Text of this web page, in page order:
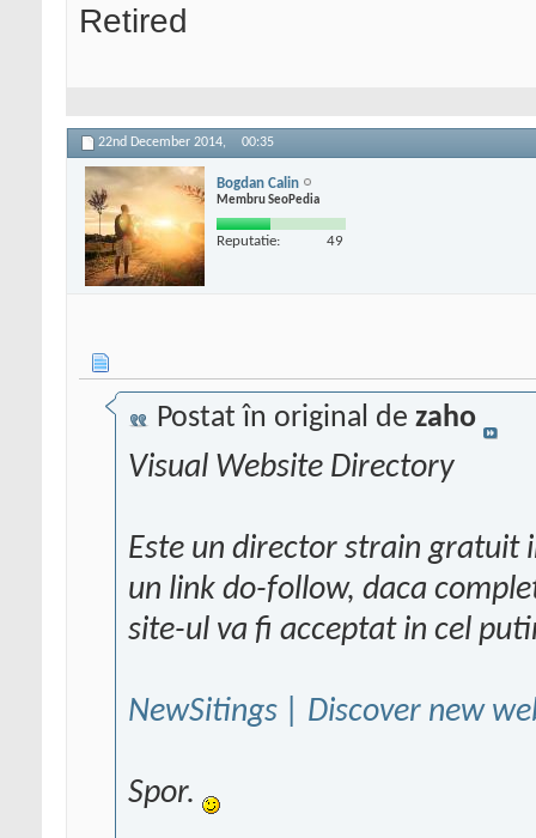
Retired
22nd December 2014, 00:35
Bogdan Calin
Membru SeoPedia
Reputatie: 49
Postat în original de zaho
Visual Website Directory
Este un director strain gratuit
un link do-follow, daca
site-ul va fi acceptat in cel
NewSitings | Discover new
Spor.